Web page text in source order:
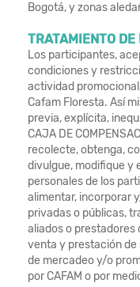
Bogotá, y zonas
TRATAMIENTO DE
Los participantes,
condiciones y
actividad
Cafam Floresta. Así
previa, explícita,
CAJA DE
recolecte, obtenga,
divulgue, modifique y
personales de los
alimentar, incorporar
privadas o públicas,
aliados o prestadores
venta y prestación
de mercadeo y/o
por CAFAM o por